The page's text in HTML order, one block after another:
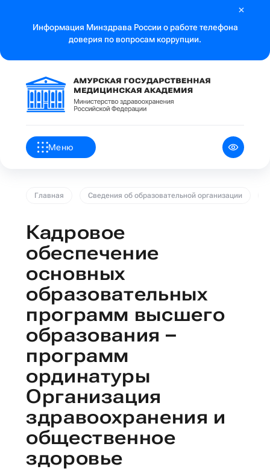
Информация Минздрава России о работе телефона
доверия по вопросам коррупции.
Меню
Главная Сведения об образовательной организации
Кадровое
обеспечение
основных
образовательных
программ высшего
образования –
программ
ординатуры
Организация
здравоохранения и
общественное
здоровье